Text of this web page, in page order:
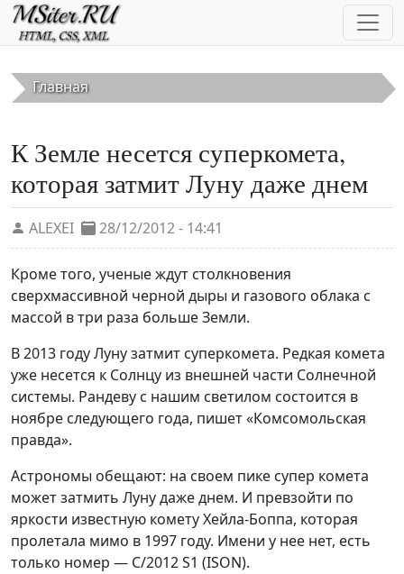
Перейти к основному содержанию
Главная
К Земле несется суперкомета,
которая затмит Луну даже днем
ALEXEI 28/12/2012 - 14:41
Кроме того, ученые ждут столкновения
сверхмассивной черной дыры и газового облака с
массой в три раза больше Земли.
В 2013 году Луну затмит суперкомета. Редкая комета
уже несется к Солнцу из внешней части Солнечной
системы. Рандеву с нашим светилом состоится в
ноябре следующего года, пишет «Комсомольская
правда».
Астрономы обещают: на своем пике супер комета
может затмить Луну даже днем. И превзойти по
яркости известную комету Хейла-Боппа, которая
пролетала мимо в 1997 году. Имени у нее нет, есть
только номер — C/2012 S1 (ISON).